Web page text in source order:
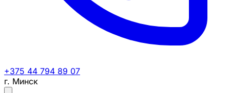
+375 44 794 89 07
г. Минск